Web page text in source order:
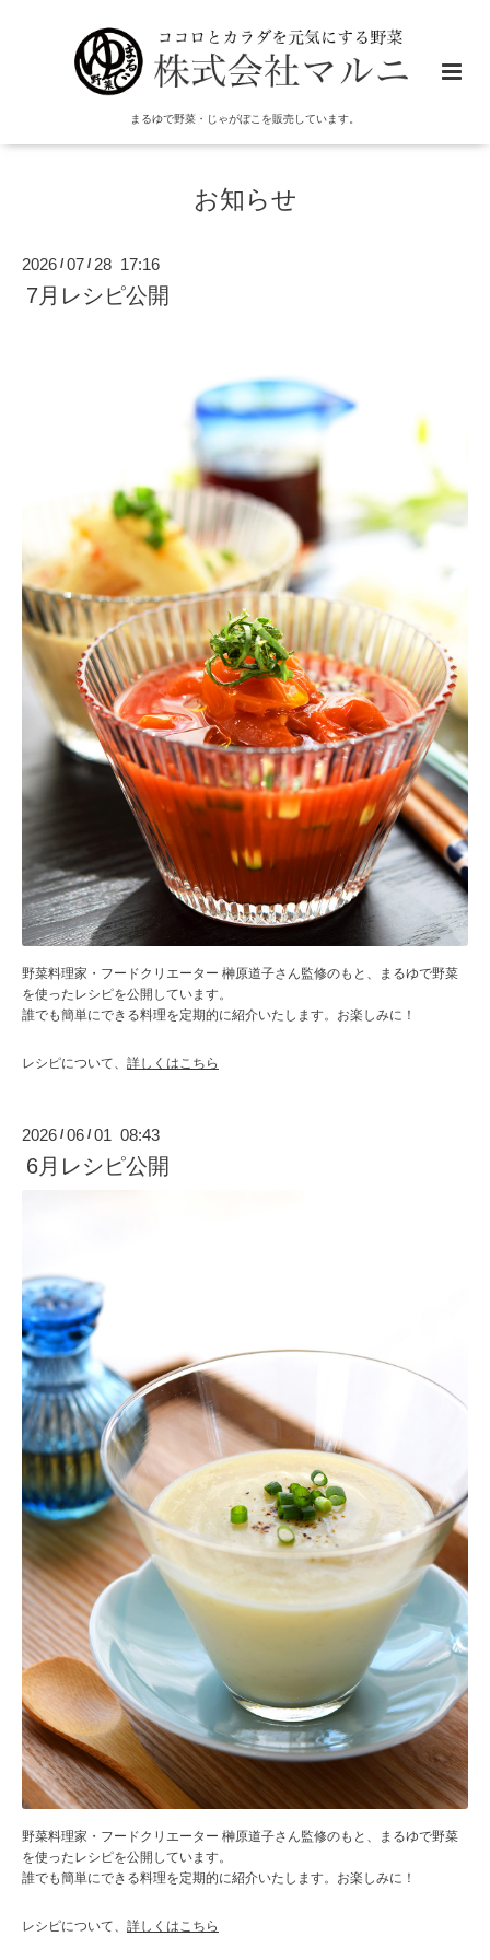
まるゆで野菜・じゃがぼこを販売しています。
お知らせ
2026 /07 / 28 17:16
7月レシピ公開
野菜料理家・フードクリエーター 榊原道子さん監修のもと、まるゆで野菜
を使ったレシピを公開しています。
誰でも簡単にできる料理を定期的に紹介いたします。お楽しみに！
レシピについて、 詳しくはこちら
2026 /06 /01 08:43
6月レシピ公開
野菜料理家・フードクリエーター 榊原道子さん監修のもと、まるゆで野菜
を使ったレシピを公開しています。
誰でも簡単にできる料理を定期的に紹介いたします。お楽しみに！
レシピについて、 詳しくはこちら